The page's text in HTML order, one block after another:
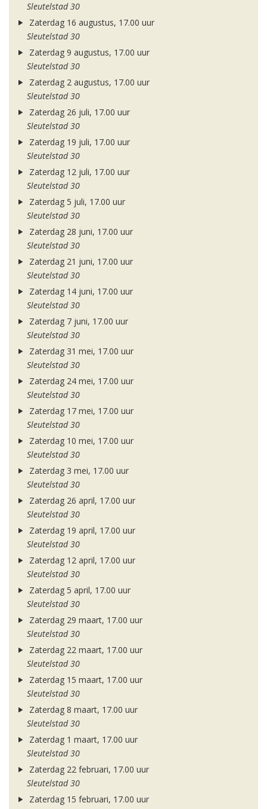
Sleutelstad 30
Zaterdag 16 augustus, 17.00 uur
Sleutelstad 30
Zaterdag 9 augustus, 17.00 uur
Sleutelstad 30
Zaterdag 2 augustus, 17.00 uur
Sleutelstad 30
Zaterdag 26 juli, 17.00 uur
Sleutelstad 30
Zaterdag 19 juli, 17.00 uur
Sleutelstad 30
Zaterdag 12 juli, 17.00 uur
Sleutelstad 30
Zaterdag 5 juli, 17.00 uur
Sleutelstad 30
Zaterdag 28 juni, 17.00 uur
Sleutelstad 30
Zaterdag 21 juni, 17.00 uur
Sleutelstad 30
Zaterdag 14 juni, 17.00 uur
Sleutelstad 30
Zaterdag 7 juni, 17.00 uur
Sleutelstad 30
Zaterdag 31 mei, 17.00 uur
Sleutelstad 30
Zaterdag 24 mei, 17.00 uur
Sleutelstad 30
Zaterdag 17 mei, 17.00 uur
Sleutelstad 30
Zaterdag 10 mei, 17.00 uur
Sleutelstad 30
Zaterdag 3 mei, 17.00 uur
Sleutelstad 30
Zaterdag 26 april, 17.00 uur
Sleutelstad 30
Zaterdag 19 april, 17.00 uur
Sleutelstad 30
Zaterdag 12 april, 17.00 uur
Sleutelstad 30
Zaterdag 5 april, 17.00 uur
Sleutelstad 30
Zaterdag 29 maart, 17.00 uur
Sleutelstad 30
Zaterdag 22 maart, 17.00 uur
Sleutelstad 30
Zaterdag 15 maart, 17.00 uur
Sleutelstad 30
Zaterdag 8 maart, 17.00 uur
Sleutelstad 30
Zaterdag 1 maart, 17.00 uur
Sleutelstad 30
Zaterdag 22 februari, 17.00 uur
Sleutelstad 30
Zaterdag 15 februari, 17.00 uur